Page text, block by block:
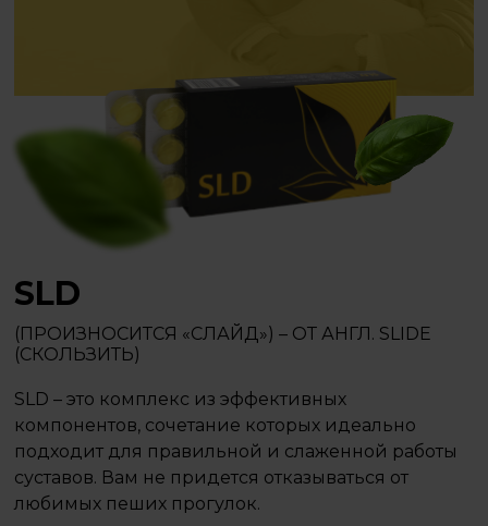
SLD
(ПРОИЗНОСИТСЯ «СЛАЙД») – ОТ АНГЛ. SLIDE
(СКОЛЬЗИТЬ)
SLD – это комплекс из эффективных
компонентов, сочетание которых идеально
подходит для правильной и слаженной работы
суставов. Вам не придется отказываться от
любимых пеших прогулок.